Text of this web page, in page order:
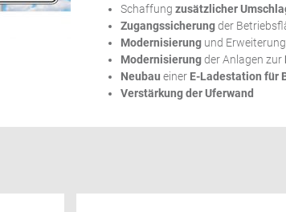
Schaffung zusätzlicher
Zugangssicherungder
Modernisierungund
Modernisierungder Anlagen zur
Neubau einer E-Ladestation für
Verstärkung der Uferwand